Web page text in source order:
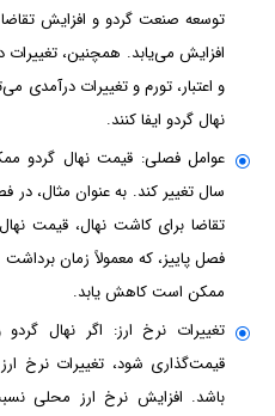
توسعه صنعت گردو و افزایش
افزایش می‌یابد. همچنین،
و اعتبار، تورم و تغییرات
نهال گردو ایفا کنند.
عوامل فصلی: قیمت نهال گردو
سال تغییر کند. به عنوان مثال، در
تقاضا برای کاشت نهال‌، قیمت
فصل پاییز، که معمولاً زمان
ممکن است کاهش یابد.
تغییرات نرخ ارز: اگر نهال گردو
قیمت‌گذاری شود، تغییرات نرخ
باشد. افزایش نرخ ارز محلی